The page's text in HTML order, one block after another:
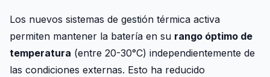
Los nuevos sistemas de gestión térmica activa
permiten mantener la batería en su rango óptimo de
temperatura (entre 20-30°C) independientemente de
las condiciones externas. Esto ha reducido